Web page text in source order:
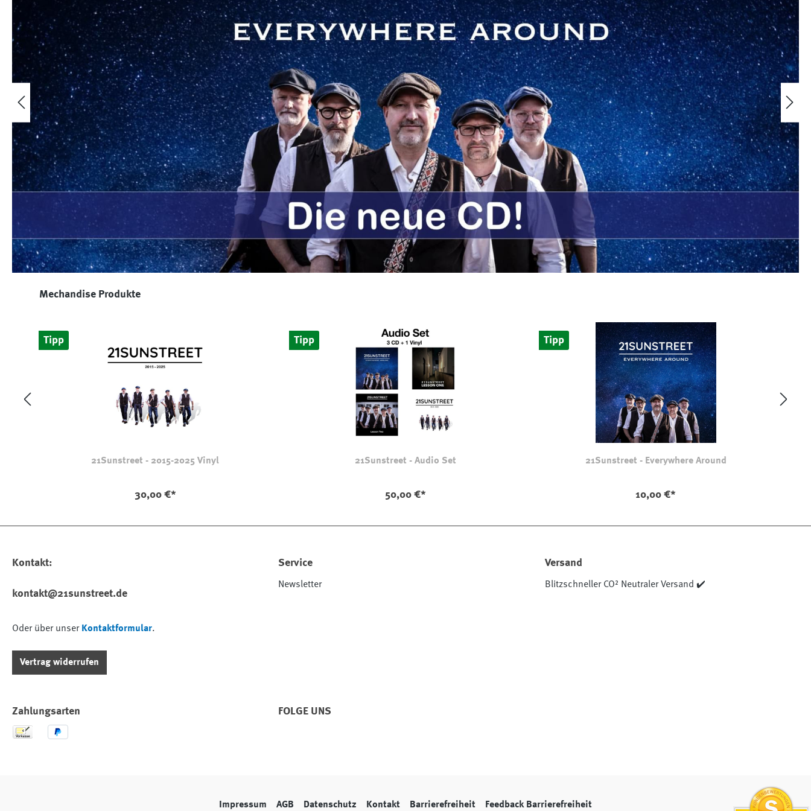
Produktgalerie überspringen
Mechandise Produkte
Tipp
21Sunstreet - 2015-2025 Vinyl
30,00 €*
Tipp
21Sunstreet - Audio Set
50,00 €*
Tipp
21Sunstreet - Everywhere Around
10,00 €*
Kontakt:
kontakt@21sunstreet.de
Oder über unser Kontaktformular.
Vertrag widerrufen
Service
Newsletter
Versand
Blitzschneller CO² Neutraler Versand ✔️
Zahlungsarten FOLGE UNS
Impressum AGB Datenschutz Kontakt Barrierefreiheit Feedback Barrierefreiheit